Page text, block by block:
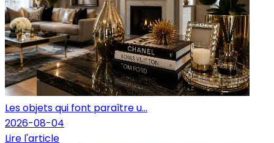
Les objets qui font paraître u...
2026-08-04
Lire l'article